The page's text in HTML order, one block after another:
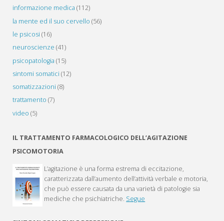
informazione medica (112)
la mente ed il suo cervello (56)
le psicosi (16)
neuroscienze (41)
psicopatologia (15)
sintomi somatici (12)
somatizzazioni (8)
trattamento (7)
video (5)
IL TRATTAMENTO FARMACOLOGICO DELL’AGITAZIONE
PSICOMOTORIA
L’agitazione è una forma estrema di eccitazione,
caratterizzata dall’aumento dell’attività verbale e motoria,
che può essere causata da una varietà di patologie sia
mediche che psichiatriche. Segue